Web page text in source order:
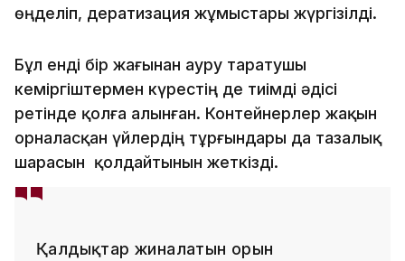
өңделіп, дератизация жұмыстары жүргізілді.
Бұл енді бір жағынан ауру таратушы
кеміргіштермен күрестің де тиімді әдісі
ретінде қолға алынған. Контейнерлер жақын
орналасқан үйлердің тұрғындары да тазалық
шарасын қолдайтынын жеткізді.
Қалдықтар жиналатын орын